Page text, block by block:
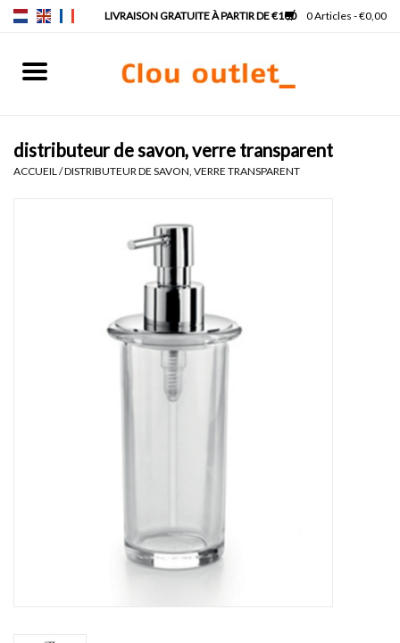
0 Articles - €0,00
distributeur de savon, verre transparent
ACCUEIL /DISTRIBUTEUR DE SAVON, VERRE TRANSPARENT